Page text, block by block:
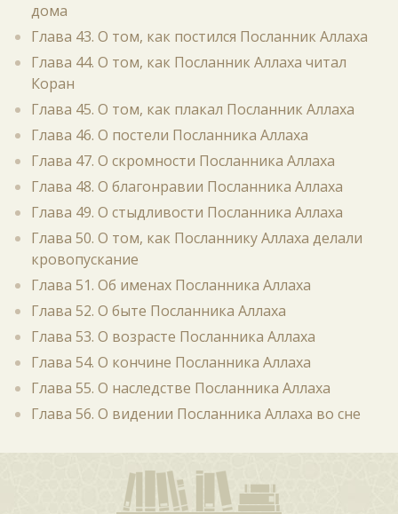
дома
Глава 43. О том, как постился Посланник Аллаха
Глава 44. О том, как Посланник Аллаха читал
Коран
Глава 45. О том, как плакал Посланник Аллаха
Глава 46. О постели Посланника Аллаха
Глава 47. О скромности Посланника Аллаха
Глава 48. О благонравии Посланника Аллаха
Глава 49. О стыдливости Посланника Аллаха
Глава 50. О том, как Посланнику Аллаха делали
кровопускание
Глава 51. Об именах Посланника Аллаха
Глава 52. О быте Посланника Аллаха
Глава 53. О возрасте Посланника Аллаха
Глава 54. О кончине Посланника Аллаха
Глава 55. О наследстве Посланника Аллаха
Глава 56. О видении Посланника Аллаха во сне